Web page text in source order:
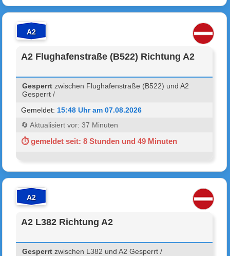
A2
A2 Flughafenstraße (B522) Richtung A2
Gesperrt zwischen Flughafenstraße (B522) und A2
Gesperrt /
Gemeldet: 15:48 Uhr am 07.08.2026
🔄 Aktualisiert vor: 37 Minuten
⏱ gemeldet seit: 8 Stunden und 49 Minuten
A2
A2 L382 Richtung A2
Gesperrt zwischen L382 und A2 Gesperrt /